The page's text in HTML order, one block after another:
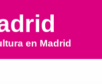
en Madrid